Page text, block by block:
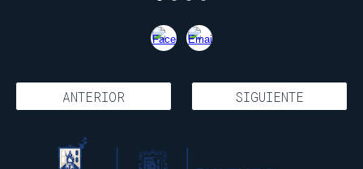
ANTERIOR SIGUIENTE